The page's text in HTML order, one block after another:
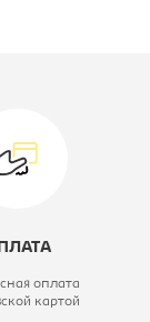
оплата
картой